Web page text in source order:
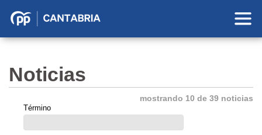
Partido
Cantabria
Noticias
mostrando 10 de 39 noticias
Término